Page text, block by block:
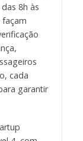
8h às
cada
garantir